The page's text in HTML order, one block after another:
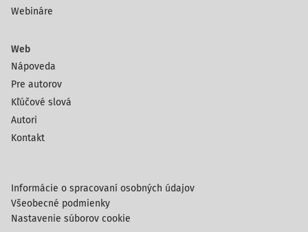
Webináre
Web
Nápoveda
Pre autorov
Kľúčové slová
Autori
Kontakt
Informácie o spracovaní osobných údajov
Všeobecné podmienky
Nastavenie súborov cookie